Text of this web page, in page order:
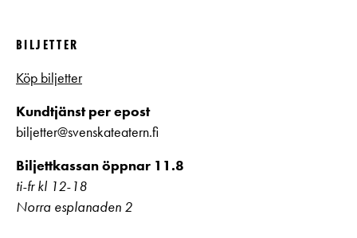
BILJETTER
Köp biljetter
Kundtjänst per epost
biljetter@svenskateatern.fi
Biljettkassan öppnar 11.8
ti-fr kl 12-18
Norra esplanaden 2